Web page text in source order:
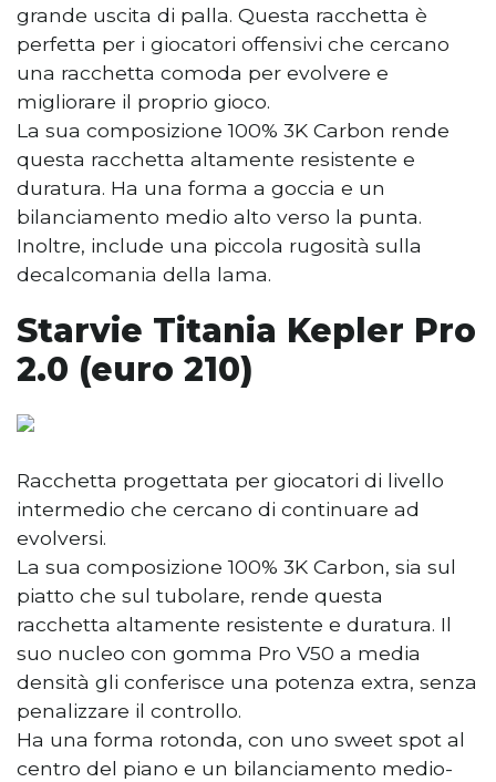
grande uscita di palla. Questa racchetta è
perfetta per i giocatori offensivi che cercano
una racchetta comoda per evolvere e
migliorare il proprio gioco.
La sua composizione 100% 3K Carbon rende
questa racchetta altamente resistente e
duratura. Ha una forma a goccia e un
bilanciamento medio alto verso la punta.
Inoltre, include una piccola rugosità sulla
decalcomania della lama.
Starvie Titania Kepler Pro
2.0 (euro 210)
Racchetta progettata per giocatori di livello
intermedio che cercano di continuare ad
evolversi.
La sua composizione 100% 3K Carbon, sia sul
piatto che sul tubolare, rende questa
racchetta altamente resistente e duratura. Il
suo nucleo con gomma Pro V50 a media
densità gli conferisce una potenza extra, senza
penalizzare il controllo.
Ha una forma rotonda, con uno sweet spot al
centro del piano e un bilanciamento medio-